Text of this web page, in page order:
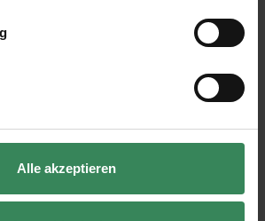
Alle akzeptieren
Glanzeffekt. Ideal und unentbehrlich als
alle feinen Strick-und Häkelprojekte.
100% Baumwolle, mercerisiert und
g